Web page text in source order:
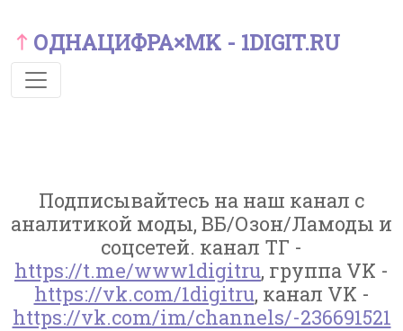
ОДНАЦИФРА×MK - 1DIGIT.RU
Подписывайтесь на наш канал с
аналитикой моды, ВБ/Озон/Ламоды и
соцсетей. канал ТГ -
https://t.me/www1digitru, группа VK -
https://vk.com/1digitru, канал VK -
https://vk.com/im/channels/-236691521